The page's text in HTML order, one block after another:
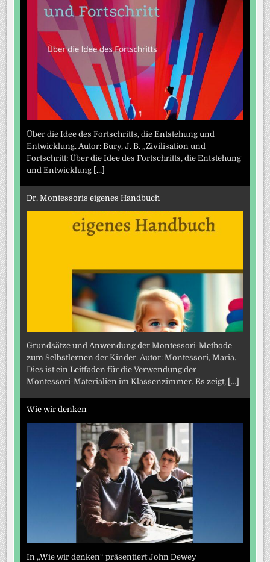
Über die Idee des Fortschritts, die Entstehung und
Entwicklung. Autor: Bury, J. B. „Zivilisation und
Fortschritt: Über die Idee des Fortschritts, die Entstehung
und Entwicklung [...]
Dr. Montessoris eigenes Handbuch
Grundsätze und Anwendung der Montessori-Methode
zum Selbstlernen der Kinder. Autor: Montessori, Maria.
Dies ist ein Leitfaden für die Verwendung der
Montessori-Materialien im Klassenzimmer. Es zeigt, [...]
Wie wir denken
In „Wie wir denken“ präsentiert John Dewey